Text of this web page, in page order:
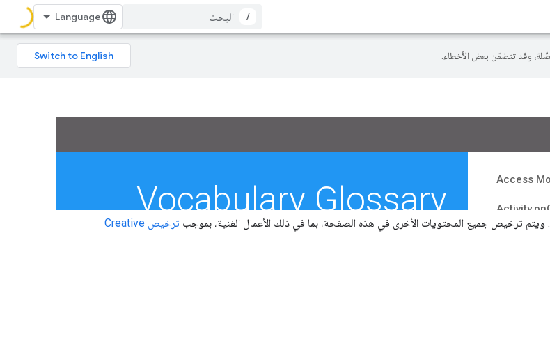
/
. ويتم ترخيص جميع المحتويات الأخرى في هذه الصفحة، بما في ذلك الأعمال الفنية، بموجب
ترخيص Creative